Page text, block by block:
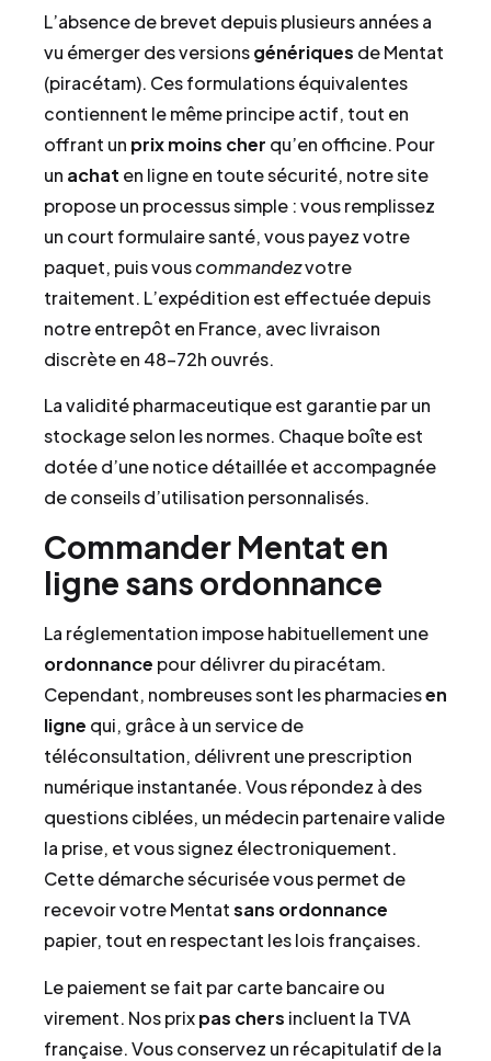
L’absence de brevet depuis plusieurs années a
vu émerger des versionsgénériques de Mentat
(piracétam). Ces formulations équivalentes
contiennent le même principe actif, tout en
offrant un prixmoins cher qu’en officine. Pour
un achat en ligne en toute sécurité, notre site
propose un processus simple : vous remplissez
un court formulaire santé, vous payez votre
paquet, puis vouscommandezvotre
traitement. L’expédition est effectuée depuis
notre entrepôt en France, avec livraison
discrète en 48–72h ouvrés.
La validité pharmaceutique est garantie par un
stockage selon les normes. Chaque boîte est
dotée d’une notice détaillée et accompagnée
de conseils d’utilisation personnalisés.
Commander Mentat en
ligne sans ordonnance
La réglementation impose habituellement une
ordonnance pour délivrer du piracétam.
Cependant, nombreuses sont les pharmaciesen
ligne qui, grâce à un service de
téléconsultation, délivrent une prescription
numérique instantanée. Vous répondez à des
questions ciblées, un médecin partenaire valide
la prise, et vous signez électroniquement.
Cette démarche sécurisée vous permet de
recevoir votre Mentatsans ordonnance
papier, tout en respectant les lois françaises.
Le paiement se fait par carte bancaire ou
virement. Nos prixpas chers incluent la TVA
française. Vous conservez un récapitulatif de la